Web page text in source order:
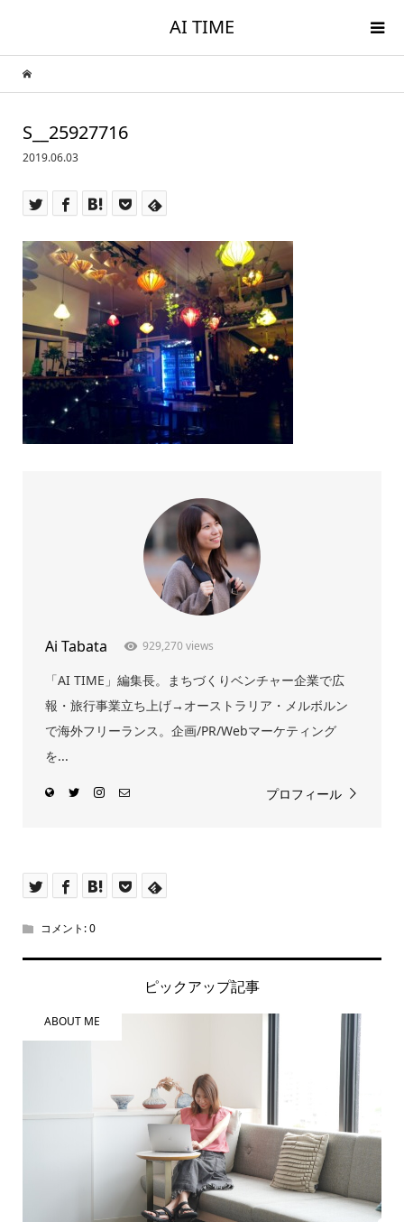
AI TIME
S__25927716
2019.06.03
Ai Tabata 929,270 views
「AI TIME」編集長。まちづくりベンチャー企業で広
報・旅行事業立ち上げ→オーストラリア・メルボルン
で海外フリーランス。企画/PR/Webマーケティング
を...
プロフィール
コメント:0
ピックアップ記事
ABOUT ME